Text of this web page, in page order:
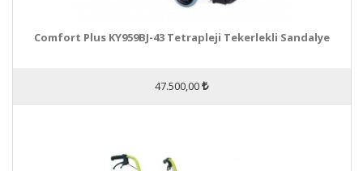
Comfort Plus KY959BJ-43 Tetrapleji Tekerlekli Sandalye
47.500,00